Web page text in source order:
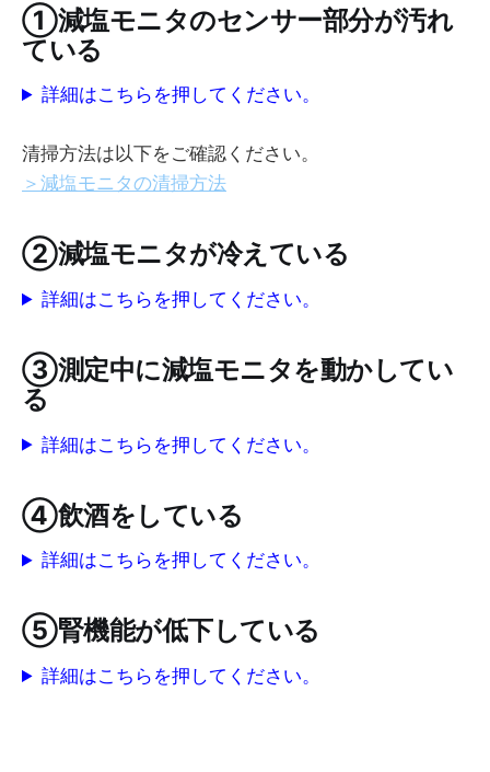
①減塩モニタのセンサー部分が汚れ
ている
詳細はこちらを押してください。
清掃方法は以下をご確認ください。
＞減塩モニタの清掃方法
②減塩モニタが冷えている
詳細はこちらを押してください。
③測定中に減塩モニタを動かしてい
る
詳細はこちらを押してください。
④飲酒をしている
詳細はこちらを押してください。
⑤腎機能が低下している
詳細はこちらを押してください。